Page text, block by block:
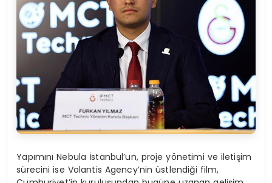
Yapımını Nebula İstanbul’un, proje yönetimi ve iletişim
sürecini ise Volantis Agency’nin üstlendiği film,